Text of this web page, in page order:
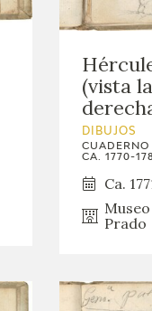
(vista
DIBUJOS
CUADERNO
CA. 1770-
Ca.
Prado